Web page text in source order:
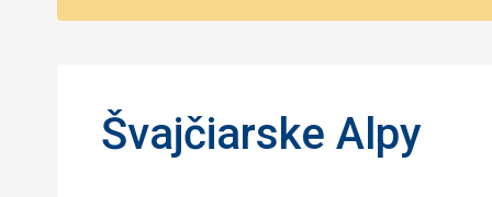
Švajčiarske Alpy